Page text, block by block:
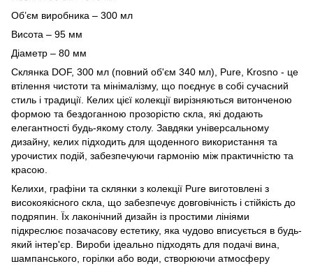
Об’єм виробника – 300 мл
Висота – 95 мм
Діаметр – 80 мм
Склянка DOF, 300 мл (повний об'єм 340 мл), Pure, Krosno - це
втілення чистоти та мінімалізму, що поєднує в собі сучасний
стиль і традиції. Келих цієї колекції вирізняються витонченою
формою та бездоганною прозорістю скла, які додають
елегантності будь-якому столу. Завдяки універсальному
дизайну, келих підходить для щоденного використання та
урочистих подій, забезпечуючи гармонію між практичністю та
красою.
Келихи, графіни та склянки з колекції Pure виготовлені з
високоякісного скла, що забезпечує довговічність і стійкість до
подряпин. Їх лаконічний дизайн із простими лініями
підкреслює позачасову естетику, яка чудово вписується в будь-
який інтер'єр. Вироби ідеально підходять для подачі вина,
шампанського, горілки або води, створюючи атмосферу